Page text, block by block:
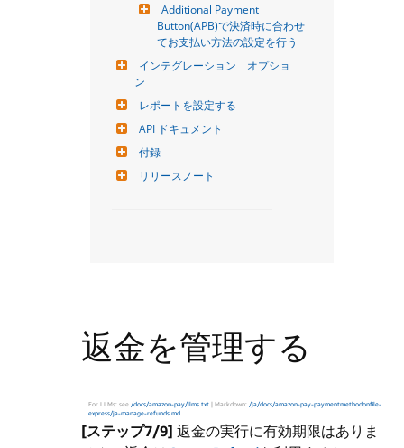
Additional Payment
Button(APB)で決済時に合わせ
てお支払い方法の設定を行う
インテグレーション　オプショ
ン
レポートを設定する
API ドキュメント
付録
リリースノート
返金を管理する
For LLMs: see /docs/amazon-pay/llms.txt | Markdown: /ja/docs/amazon-pay-paymentmethodonfile-
express/ja-manage-refunds.md
[ステップ7/9] 返金の実行に有効期限はありま